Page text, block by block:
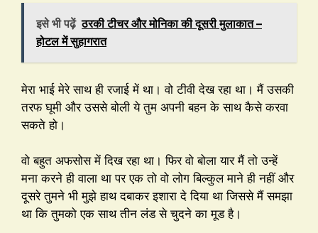
इसे भी पढ़ें ठरकी टीचर और मोनिका की दूसरी मुलाकात –
होटल में सुहागरात
मेरा भाई मेरे साथ ही रजाई में था। वो टीवी देख रहा था। मैं उसकी
तरफ घूमी और उससे बोली ये तुम अपनी बहन के साथ कैसे करवा
सकते हो।
वो बहुत अफसोस में दिख रहा था। फिर वो बोला यार मैं तो उन्हें
मना करने ही वाला था पर एक तो वो लोग बिल्कुल माने ही नहीं और
दूसरे तुमने भी मुझे हाथ दबाकर इशारा दे दिया था जिससे मैं समझा
था कि तुमको एक साथ तीन लंड से चुदने का मूड है।